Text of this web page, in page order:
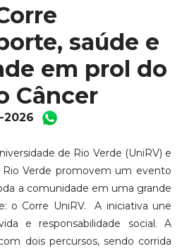
saúde e
em prol do
Câncer
2026
de Rio Verde (UniRV) e
Verde promovem um evento
a comunidade em uma grande
o Corre UniRV.
A iniciativa une
e responsabilidade social. A
dois percursos, sendo corrida